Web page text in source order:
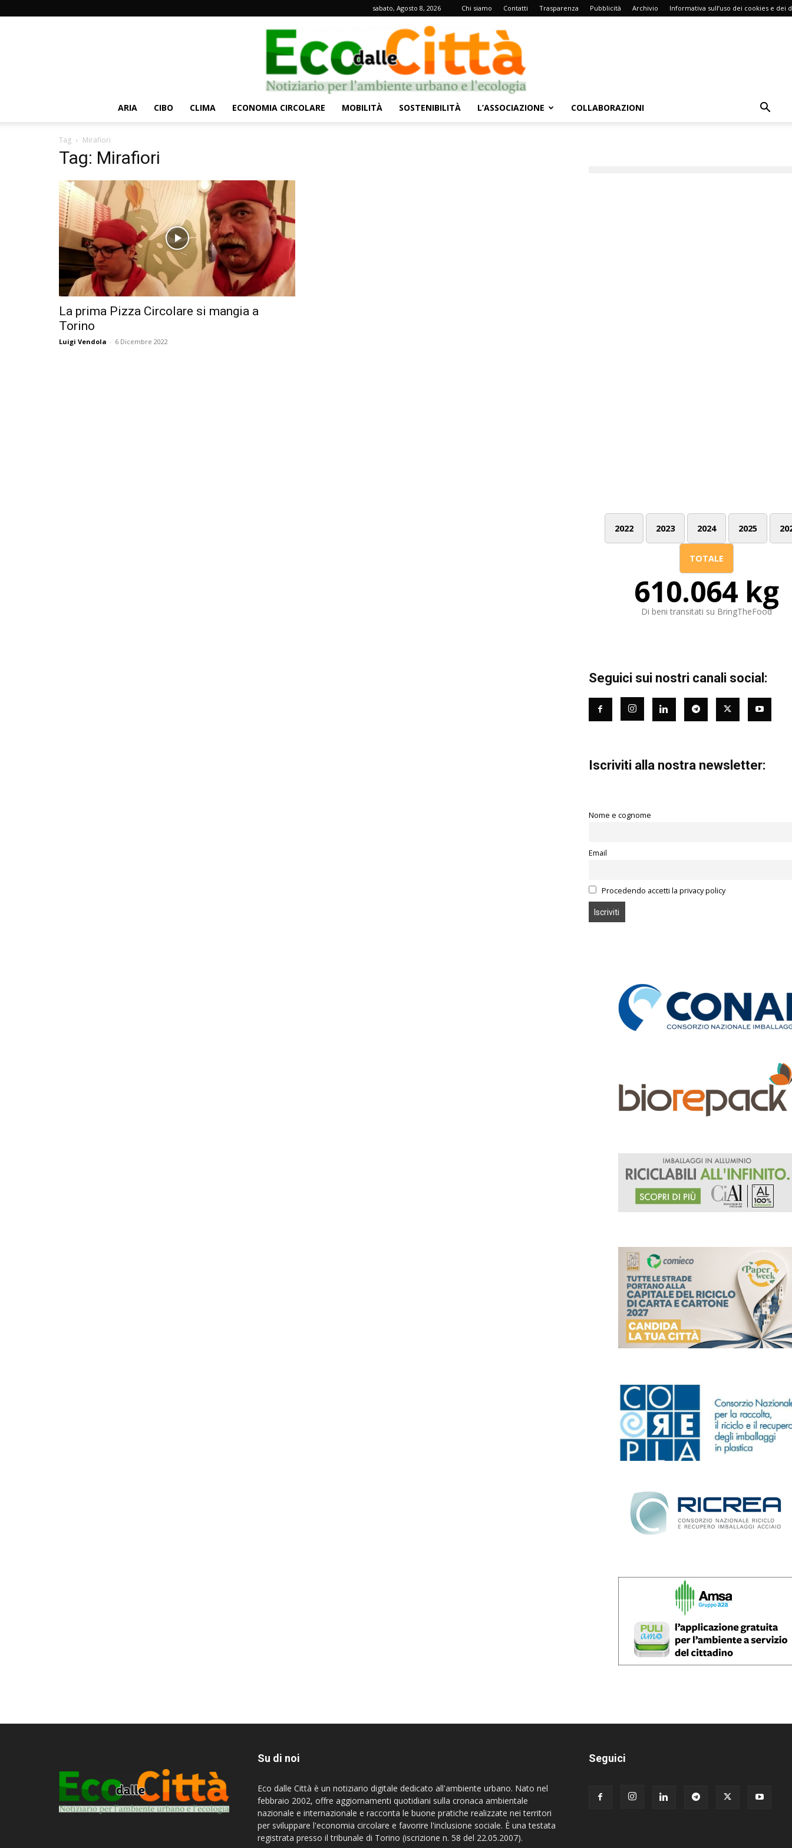
sabato, Agosto 8, 2026 Chi siamo Contatti Trasparenza Pubblicità Archivio Informativa sull’uso dei cookies e dei
ARIA CIBO CLIMA ECONOMIA CIRCOLARE MOBILITÀ SOSTENIBILITÀ L’ASSOCIAZIONE COLLABORAZIONI
Tag Mirafiori
Tag: Mirafiori
La prima Pizza Circolare si mangia a
Torino
Luigi Vendola - 6 Dicembre 2022
2022 2023 2024 2025
TOTALE
610.064 kg
Di beni transitati su BringTheFood
Seguici sui nostri canali social:
Iscriviti alla nostra newsletter:
Nome e cognome
Email
Procedendo accetti la privacy policy
Su di noi
Eco dalle Città è un notiziario digitale dedicato all'ambiente urbano. Nato nel
febbraio 2002, offre aggiornamenti quotidiani sulla cronaca ambientale
nazionale e internazionale e racconta le buone pratiche realizzate nei territori
per sviluppare l'economia circolare e favorire l'inclusione sociale. È una testata
registrata presso il tribunale di Torino (iscrizione n. 58 del 22.05.2007).
Seguici